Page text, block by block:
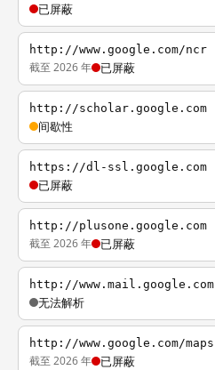
已屏蔽
http://www.google.com/ncr
截至 2026 年 已屏蔽
http://scholar.google.com
间歇性
https://dl-ssl.google.com
已屏蔽
http://plusone.google.com
截至 2026 年 已屏蔽
http://www.mail.google.com
无法解析
http://www.google.com/maps
截至 2026 年 已屏蔽